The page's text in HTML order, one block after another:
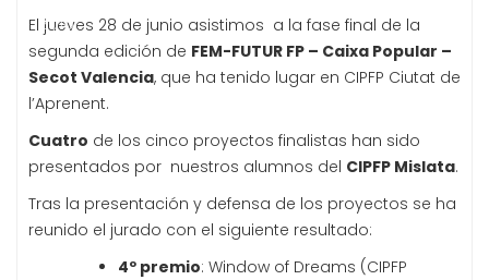
2018
El jueves 28 de junio asistimos a la fase final de la
segunda edición de FEM-FUTUR FP – Caixa Popular –
Secot Valencia, que ha tenido lugar en CIPFP Ciutat de
l’Aprenent.
Cuatro de los cinco proyectos finalistas han sido
presentados por nuestros alumnos del CIPFP Mislata.
Tras la presentación y defensa de los proyectos se ha
reunido el jurado con el siguiente resultado:
4º premio: Window of Dreams (CIPFP